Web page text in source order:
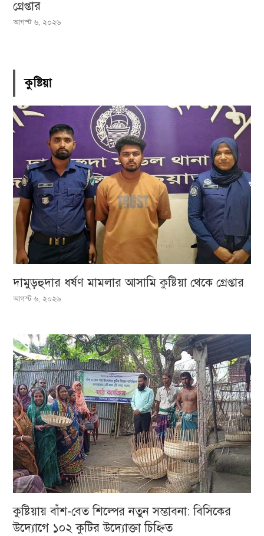
গ্রেপ্তার
আগস্ট ৬, ২০২৬
কুষ্টিয়া
দামুড়হুদার ধর্ষণ মামলার আসামি কুষ্টিয়া থেকে গ্রেপ্তার
আগস্ট ৬, ২০২৬
কুষ্টিয়ায় বাঁশ-বেত শিল্পের নতুন সম্ভাবনা: বিসিকের
উদ্যোগে ১০২ কুটির উদ্যোক্তা চিহ্নিত